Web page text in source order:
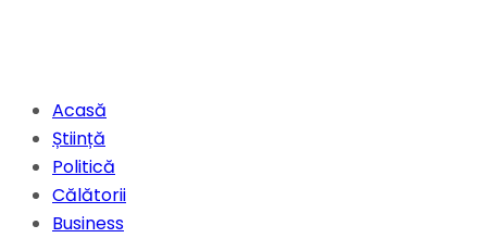
Acasă
Știință
Politică
Călătorii
Business